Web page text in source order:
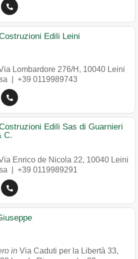
Edili Leini
Lombardore 276/H , 10040 Leini
| +39 0119989743
Edili Sas di Guarnieri
C.
Enrico de Nicola 22, 10040 Leini
| +39 0119989291
in Via Caduti per la Libertà 33,